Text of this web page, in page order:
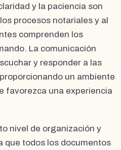
y la paciencia son
procesos notariales y al
comprenden los
La comunicación
y responder a las
un ambiente
favorezca una experiencia
nivel de organización y
que todos los documentos